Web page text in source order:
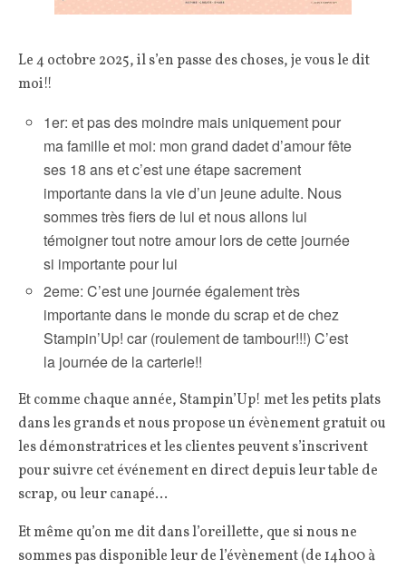
Le 4 octobre 2025, il s’en passe des choses, je vous le dit
moi!!
1er: et pas des moindre mais uniquement pour
ma famille et moi: mon grand dadet d’amour fête
ses 18 ans et c’est une étape sacrement
importante dans la vie d’un jeune adulte. Nous
sommes très fiers de lui et nous allons lui
témoigner tout notre amour lors de cette journée
si importante pour lui
2eme: C’est une journée également très
importante dans le monde du scrap et de chez
Stampin’Up! car (roulement de tambour!!!) C’est
la journée de la carterie!!
Et comme chaque année, Stampin’Up! met les petits plats
dans les grands et nous propose un évènement gratuit ou
les démonstratrices et les clientes peuvent s’inscrivent
pour suivre cet événement en direct depuis leur table de
scrap, ou leur canapé…
Et même qu’on me dit dans l’oreillette, que si nous ne
sommes pas disponible leur de l’évènement (de 14h00 à